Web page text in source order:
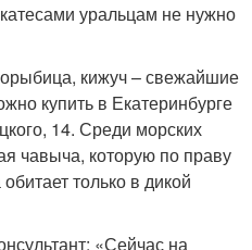
уральцам не нужно
кижуч – свежайшие
купить в Екатеринбурге
14. Среди морских
чавыча, которую по праву
только в дикой
«Сейчас на